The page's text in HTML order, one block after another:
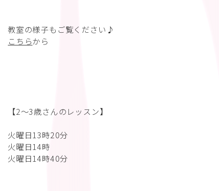
教室の様子もご覧ください♪
こちらから
【2〜3歳さんのレッスン】
火曜日13時20分
火曜日14時
火曜日14時40分